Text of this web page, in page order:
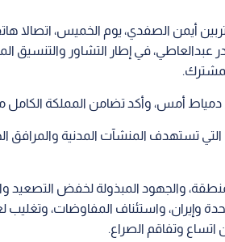
أيمن الصفدي، يوم الخميس، اتصالا
عبدالعاطي، في إطار التشاور والتنسيق
أمس، وأكد تضامن المملكة
تستهدف المنشآت المدنية والمرافق
والجهود المبذولة لخفض التصعيد
وإيران، واستئناف المفاوضات، وتغليب
اتساع وتفاقم الصراع.